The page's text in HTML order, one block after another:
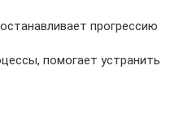
прогрессию
помогает устранить